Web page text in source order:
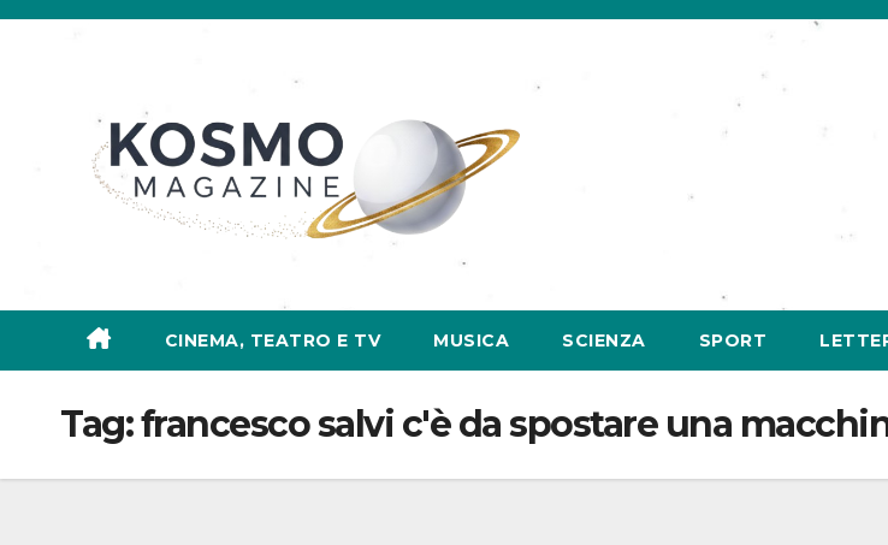
Salta
CINEMA, TEATRO E TV MUSICA SCIENZA SPORT
Tag:francesco salvi c'è da spostare una